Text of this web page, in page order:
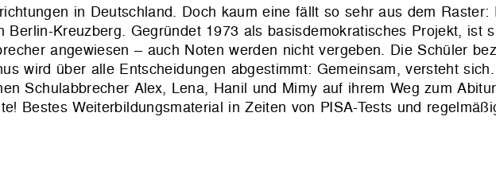
in Deutschland. Doch kaum eine fällt so sehr aus dem Raster:
Berlin-Kreuzberg. Gegründet 1973 als basisdemokratisches Projekt, ist
angewiesen – auch Noten werden nicht vergeben. Die Schüler
wird über alle Entscheidungen abgestimmt: Gemeinsam, versteht
Schulabbrecher Alex, Lena, Hanil und Mimy auf ihrem Weg zum
Bestes Weiterbildungsma­terial in Zeiten von PISA-Tests und